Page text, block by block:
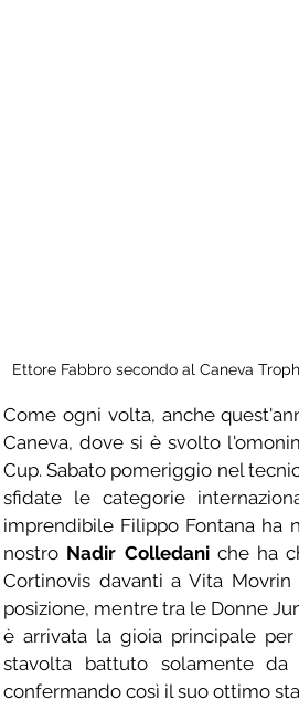
Ettore Fabbro secondo al Caneva
Come ogni volta, anche
Caneva, dove si è svolto
Cup. Sabato pomeriggio nel
sfidate le categorie
imprendibile Filippo Fontana
nostro Nadir Colledani che ha
Cortinovis davanti a Vita Movrin
posizione, mentre tra le Donne
è arrivata la gioia principale
stavolta battuto solamente
confermando così il suo ottimo